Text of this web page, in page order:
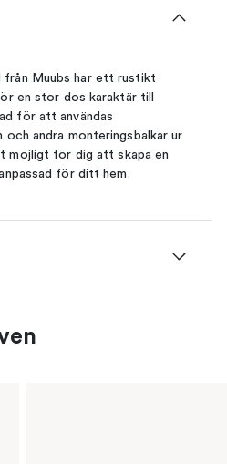
från Muubs har ett rustikt
en stor dos karaktär till
för att användas
och andra monteringsbalkar ur
möjligt för dig att skapa en
för ditt hem.